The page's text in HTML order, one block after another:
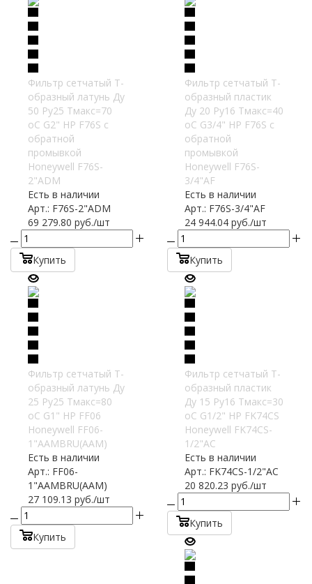
Фильтр сетчатый T-
образный латунь Ду
50 Ру25 Тмакс=70
oC G2" НР F76S с
обратной
промывкой
Honeywell F76S-
2"ADM
Есть в наличии
Арт.: F76S-2"ADM
69 279.80 руб./шт
Купить
Фильтр сетчатый T-
образный пластик
Ду 20 Ру16 Тмакс=40
oC G3/4" НР F76S с
обратной
промывкой
Honeywell F76S-
3/4"AF
Есть в наличии
Арт.: F76S-3/4"AF
24 944.04руб./шт
Купить
Фильтр сетчатый T-
образный латунь Ду
25 Ру25 Тмакс=80
oC G1" НР FF06
Honeywell FF06-
1"AAMBRU(AAM)
Есть в наличии
Арт.: FF06-
1"AAMBRU(AAM)
27 109.13 руб./шт
Купить
Фильтр сетчатый T-
образный пластик
Ду 15 Ру16 Тмакс=30
oC G1/2" НР FK74CS
Honeywell FK74CS-
1/2"AC
Есть в наличии
Арт.: FK74CS-1/2"AC
20 820.23 руб./шт
Купить